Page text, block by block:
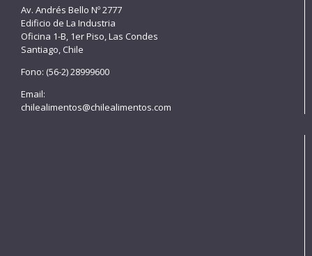
Av. Andrés Bello Nº 2777
Edificio de La Industria
Oficina 1-B, 1er Piso, Las Condes
Santiago, Chile
Fono: (56-2) 28999600
Email:
chilealimentos@chilealimentos.com